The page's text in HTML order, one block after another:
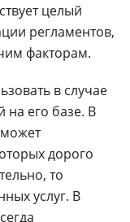
целый
регламентов,
факторам.
в случае
на его базе. В
дорого
то
услуг. В